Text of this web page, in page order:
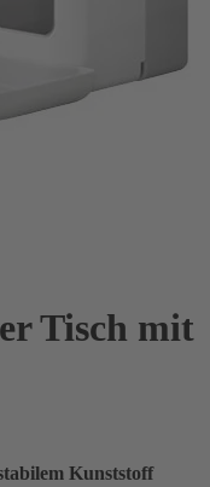
Tisch mit
Kunststoff